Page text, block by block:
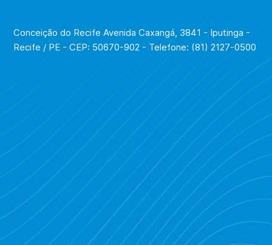
Conceição do Recife Avenida Caxangá, 3841 - Iputinga -
Recife / PE - CEP: 50670-902 - Telefone: (81) 2127-0500